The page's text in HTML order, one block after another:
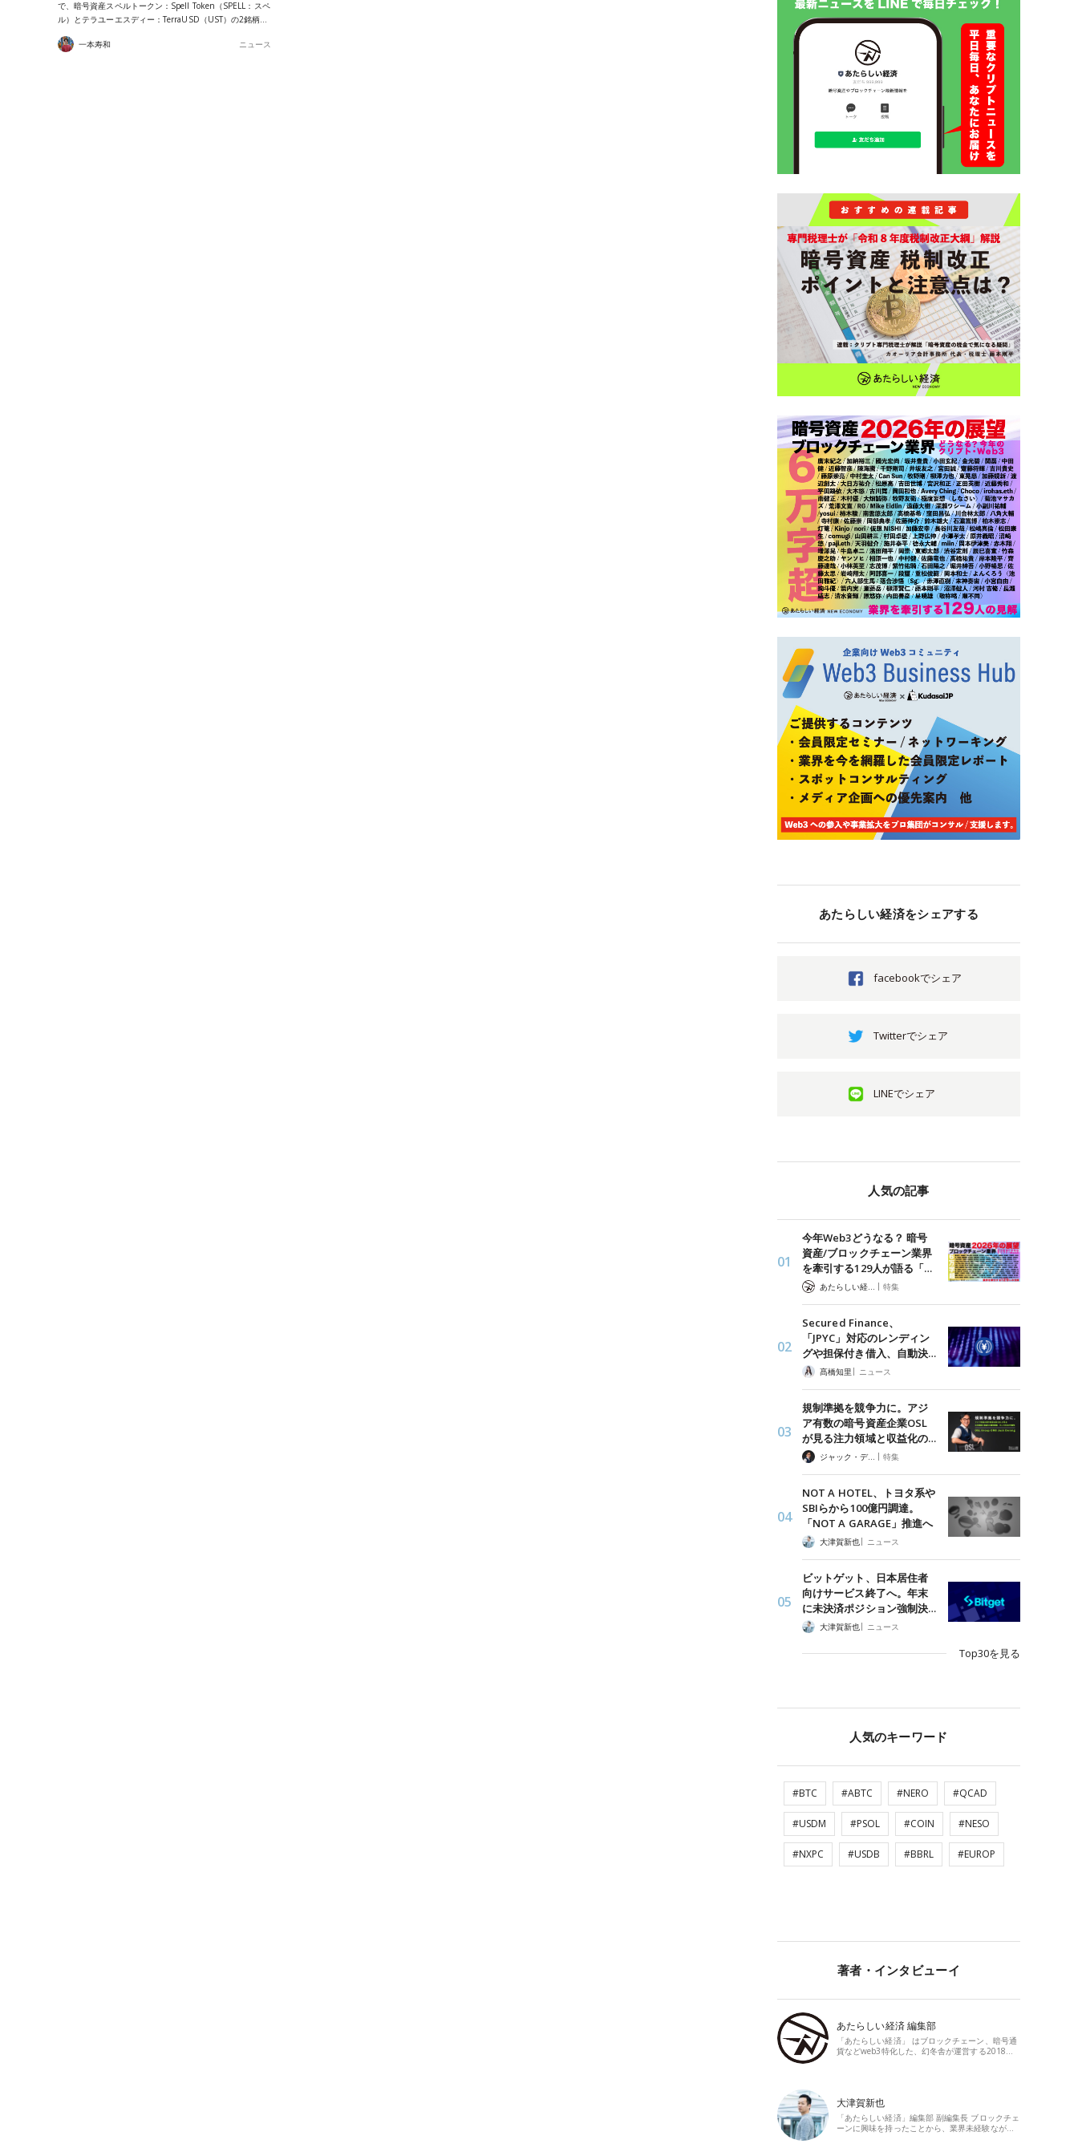
で、暗号資産スペルトークン：Spell Token（SPELL：スペ
ル）とテラユーエスディー：TerraUSD（UST）の2銘柄…
一本寿和 ニュース
あたらしい経済をシェアする
facebookでシェア
Twitterでシェア
LINEでシェア
人気の記事
今年Web3どうなる？ 暗号
資産/ブロックチェーン業界
を牽引する129人が語る「…
| 特集
Secured Finance、
「JPYC」対応のレンディン
グや担保付き借入、自動決…
髙橋知里 | ニュース
規制準拠を競争力に。アジ
ア有数の暗号資産企業OSL
が見る注力領域と収益化の…
ジャック・デロン（Jack Derong） | 特集
NOT A HOTEL、トヨタ系や
SBIらから100億円調達。
「NOT A GARAGE」推進へ
大津賀新也| ニュース
ビットゲット、日本居住者
向けサービス終了へ。年末
に未決済ポジション強制決…
大津賀新也| ニュース
Top30を見る
人気のキーワード
#BTC #ABTC #NERO #QCAD
#USDM #PSOL #COIN #NESO
#NXPC #USDB #BBRL #EUROP
著者・インタビューイ
あたらしい経済 編集部
「あたらしい経済」 はブロックチェーン、暗号通
貨などweb3特化した、幻冬舎が運営する2018…
大津賀新也
「あたらしい経済」編集部 副編集長 ブロックチェ
ーンに興味を持ったことから、業界未経験なが…